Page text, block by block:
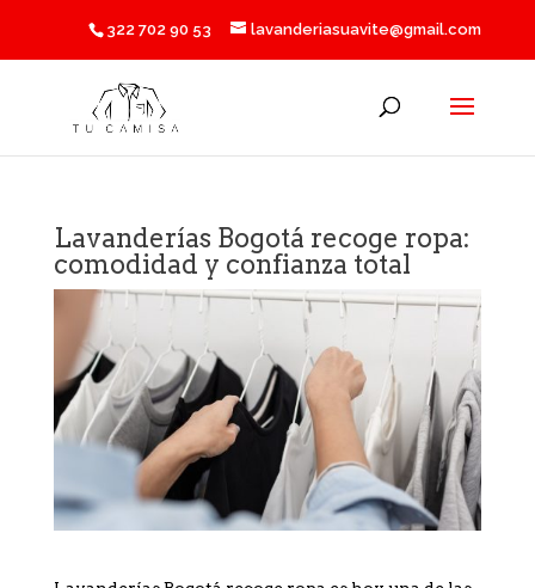
322 702 90 53 lavanderiasuavite@gmail.com
Lavanderías Bogotá recoge ropa:
comodidad y confianza total